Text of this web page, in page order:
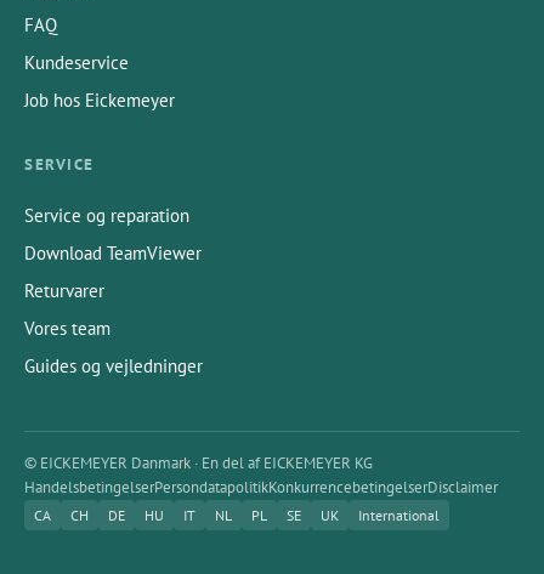
FAQ
Kundeservice
Job hos Eickemeyer
SERVICE
Service og reparation
Download TeamViewer
Returvarer
Vores team
Guides og vejledninger
© EICKEMEYER Danmark · En del af EICKEMEYER KG
HandelsbetingelserPersondatapolitikKonkurrencebetingelserDisclaimer
CA CH DE HU IT NL PL SE UK International